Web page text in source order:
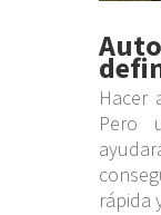
Hacer
Pero
rápida